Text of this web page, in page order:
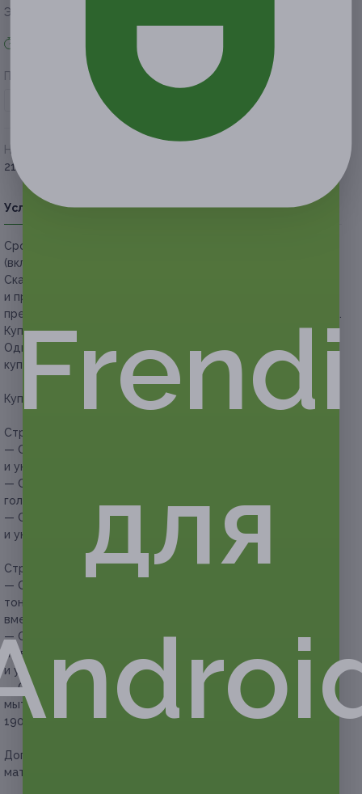
Экономия от 200 руб.
Поделиться с друзьями
Начало действия
21 февраля 2020 г.
Условия Описание Гарантии Адреса Вопросы
Срок действия купонов:
(включительно).
Скачайте
и предъявите купон с экрана телефона. Вы также можете
предъявить купон в электронном или распечатанном виде.
Купон действует в любой день недели.
Один человек может купить неограниченное количество
купонов для себя или в подарок.
Купон действует на следующие виды услуг:
Стрижка:
— Скидка 50% на детскую стрижку, мытье головы
и укладку волос феном (200 руб. вместо 400 руб.)
— Скидка 50% на мужскую модельную стрижку, мытье
головы и укладку волос феном (250 руб. вместо 500 руб.)
— Скидка 50% на женскую стрижку, мытье головы
и укладку волос феном (300 руб. вместо 600 руб.)
Стрижка, окрашивание и уход за волосами:
— Скидка 50% на женскую стрижку, окрашивание в один
тон, мытье головы и укладку волос феном (1050 руб.
вместо 2100 руб.)
— Скидка 50% на женскую стрижку, сложное окрашивание
на выбор (мелирование, шатуш, омбре), мытье головы
и укладку волос феном (2050 руб. вместо 4100 руб.)
— Скидка 50% на женскую стрижку и ламинирование,
мытье головы и укладку волос феном (950 руб. вместо
1900 руб.)
Дополнительное преимущество:
материалы фирмы Estel.
Frendi
для